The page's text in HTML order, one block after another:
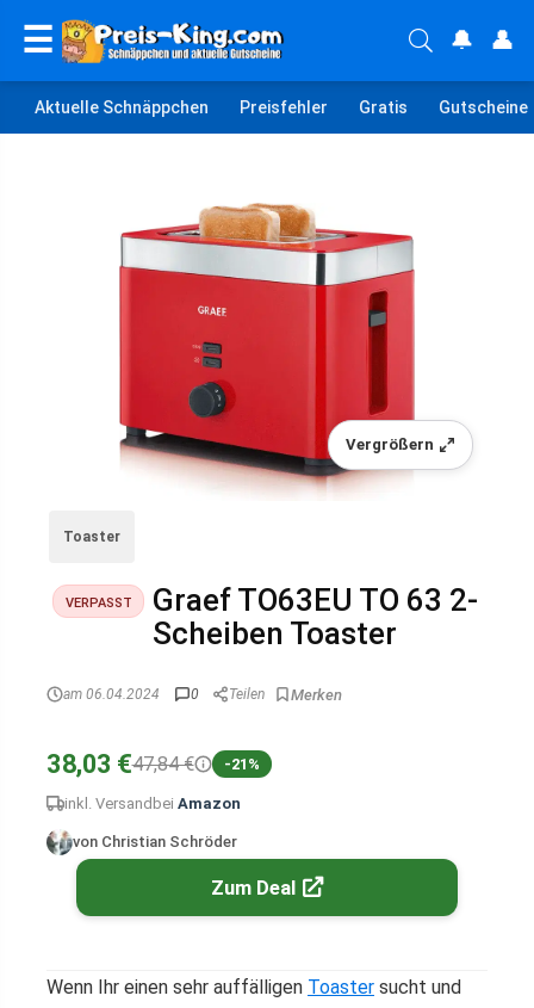
☰ 🔔 👤
Aktuelle Schnäppchen Preisfehler Gratis Gutscheine
Vergrößern
Toaster
VERPASST
Graef TO63EU TO 63 2-
Scheiben Toaster
am 06.04.2024 0 Teilen
38,03 €47,84 € -21%
inkl. Versand bei Amazon
von Christian Schröder
Zum Deal
Wenn Ihr einen sehr auffälligen Toaster sucht und